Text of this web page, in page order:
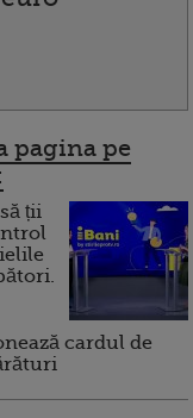
pagina pe
ții
cardul de